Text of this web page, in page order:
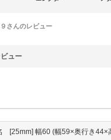
さんのレビュー
ュー
[25mm] 幅60 (幅59×奥行き44×